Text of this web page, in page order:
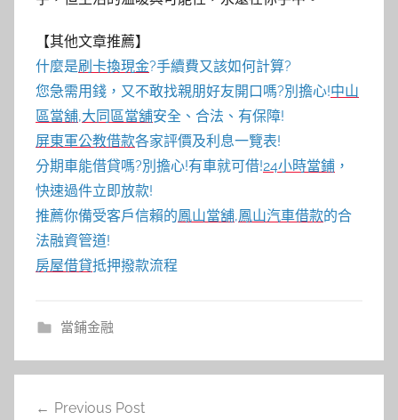
【其他文章推薦】
什麼是刷卡換現金?手續費又該如何計算?
您急需用錢，又不敢找親朋好友開口嗎?別擔心!中山
區當舖,大同區當舖安全、合法、有保障!
屏東軍公教借款各家評價及利息一覽表!
分期車能借貸嗎?別擔心!有車就可借!24小時當鋪 ，
快速過件立即放款!
推薦你備受客戶信賴的鳳山當舖,鳳山汽車借款的合
法融資管道!
房屋借貸抵押撥款流程
當鋪金融
Previous Post